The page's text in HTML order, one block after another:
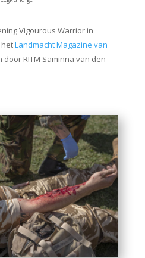
Vigourous Warrior in
hetLandmacht Magazine van
door RITM Saminna van den